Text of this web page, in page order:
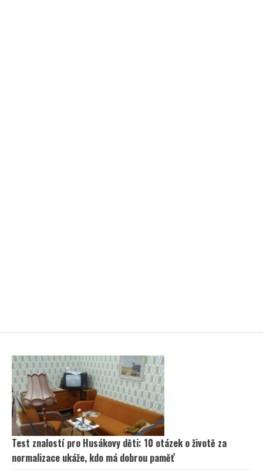
Test znalostí pro Husákovy děti: 10 otázek o životě za
normalizace ukáže, kdo má dobrou paměť